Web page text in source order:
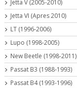
Jetta V (2005-2010)
Jetta VI (Apres 2010)
LT (1996-2006)
Lupo (1998-2005)
New Beetle (1998-2011)
Passat B3 (1988-1993)
Passat B4 (1993-1996)